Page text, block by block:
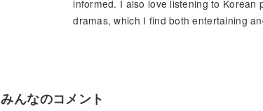
informed. I also love listening to Korean
dramas, which I find both entertaining
みんなのコメント